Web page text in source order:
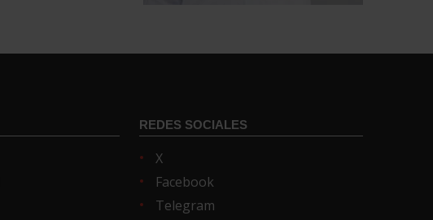
REDES SOCIALES
X
Facebook
Telegram